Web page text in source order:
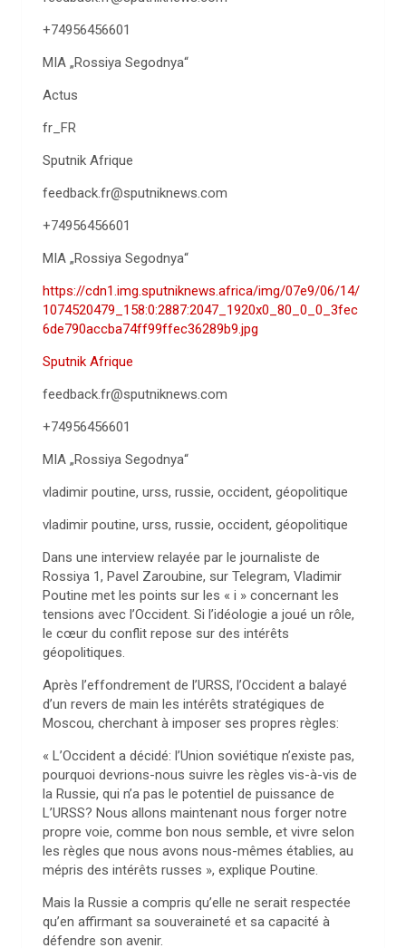
+74956456601
MIA „Rossiya Segodnya“
Actus
fr_FR
Sputnik Afrique
feedback.fr@sputniknews.com
+74956456601
MIA „Rossiya Segodnya“
https://cdn1.img.sputniknews.africa/img/07e9/06/14/
1074520479_158:0:2887:2047_1920x0_80_0_0_3fec
6de790accba74ff99ffec36289b9.jpg
Sputnik Afrique
feedback.fr@sputniknews.com
+74956456601
MIA „Rossiya Segodnya“
vladimir poutine, urss, russie, occident, géopolitique
vladimir poutine, urss, russie, occident, géopolitique
Dans une interview relayée par le journaliste de
Rossiya 1, Pavel Zaroubine, sur Telegram, Vladimir
Poutine met les points sur les « i » concernant les
tensions avec l’Occident. Si l’idéologie a joué un rôle,
le cœur du conflit repose sur des intérêts
géopolitiques.
Après l’effondrement de l’URSS, l’Occident a balayé
d’un revers de main les intérêts stratégiques de
Moscou, cherchant à imposer ses propres règles:
« L’Occident a décidé: l’Union soviétique n’existe pas,
pourquoi devrions-nous suivre les règles vis-à-vis de
la Russie, qui n’a pas le potentiel de puissance de
L’URSS? Nous allons maintenant nous forger notre
propre voie, comme bon nous semble, et vivre selon
les règles que nous avons nous-mêmes établies, au
mépris des intérêts russes », explique Poutine.
Mais la Russie a compris qu’elle ne serait respectée
qu’en affirmant sa souveraineté et sa capacité à
défendre son avenir.